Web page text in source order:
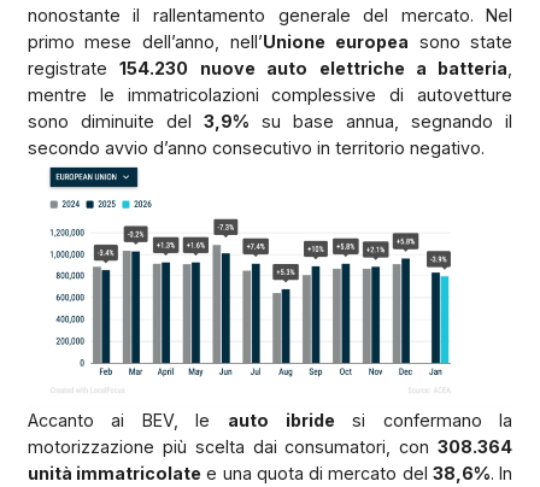
nonostante il rallentamento generale del mercato. Nel
primo mese dell’anno, nell’Unione europea sono state
registrate154.230 nuove auto elettriche a batteria
mentre le immatricolazioni complessive di autovetture
sono diminuite del 3,9% su base annua, segnando il
secondo avvio d’anno consecutivo in territorio negativo.
Accanto ai BEV, le auto ibride si confermano la
motorizzazione più scelta dai consumatori, con308.364
unità immatricolate e una quota di mercato del38,6%. In